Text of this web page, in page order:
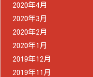
2020年4月
2020年3月
2020年2月
2020年1月
2019年12月
2019年11月